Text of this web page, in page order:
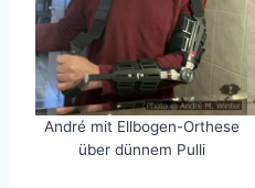
André mit Ellbogen-Orthese
über dünnem Pulli